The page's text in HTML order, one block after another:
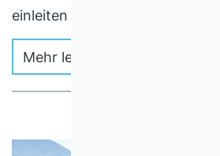
einleiten sollte.
Mehr lesen